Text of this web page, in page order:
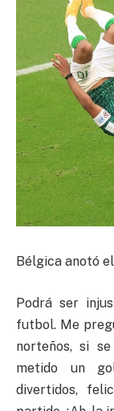
Bélgica anotó
Podrá ser
futbol. Me
norteños, si
metido un
divertidos,